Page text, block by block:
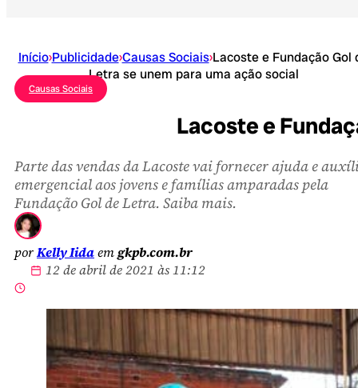
Início›Publicidade›Causas Sociais›Lacoste e Fundação Gol
Letra se unem para uma ação social
Causas Sociais
Lacoste e
Parte das vendas da Lacoste vai fornecer ajuda e
emergencial aos jovens e famílias amparadas pela
Fundação Gol de Letra. Saiba mais.
porKelly Iidaemgkpb.com.br
12 de abril de 2021 às 11:12